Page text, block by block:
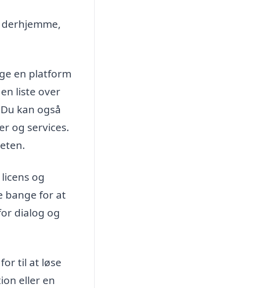
en platform
liste over
kan også
og services.
og
bange for at
dialog og
til at løse
eller en